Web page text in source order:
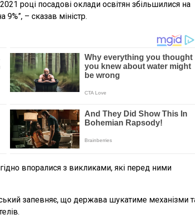
році посадові оклади освітян збільшилися на
– сказав міністр.
впоралися з викликами, які перед ними
запевняє, що держава шукатиме механізми